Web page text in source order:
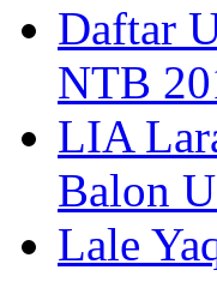
Daftar
NTB
LIA
Balon
Lale